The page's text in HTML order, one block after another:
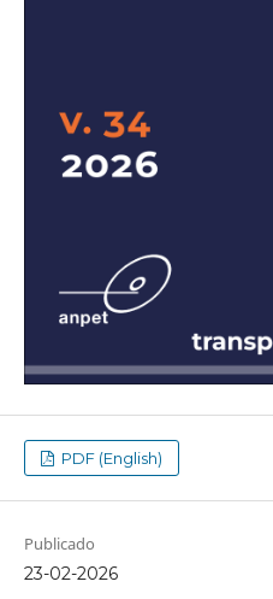
PDF (English)
Publicado
23-02-2026